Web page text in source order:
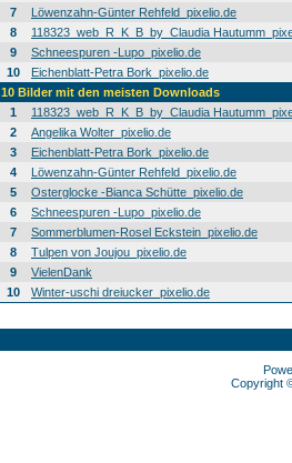
7
Löwenzahn-Günter Rehfeld_pixelio.de
8
118323_web_R_K_B_by_Claudia
9
Schneespuren -Lupo_pixelio.de
10
Eichenblatt-Petra Bork_pixelio.de
10 Bilder mit den meisten Downloads
1
118323_web_R_K_B_by_Claudia
2
Angelika Wolter_pixelio.de
3
Eichenblatt-Petra Bork_pixelio.de
4
Löwenzahn-Günter Rehfeld_pixelio.de
5
Osterglocke -Bianca Schütte_pixelio.de
6
Schneespuren -Lupo_pixelio.de
7
Sommerblumen-Rosel Eckstein_pixelio.de
8
Tulpen von Joujou_pixelio.de
9
VielenDank
10
Winter-uschi dreiucker_pixelio.de
Copyright